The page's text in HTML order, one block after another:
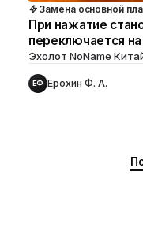
Замена основной
При нажатие
переключается
Эхолот NoName
ЕФ Ерохин Ф. А.